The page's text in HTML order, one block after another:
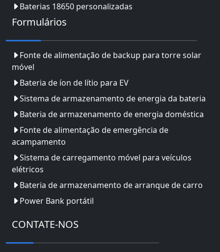
Baterias 18650 personalizadas
Formulários
Fonte de alimentação de backup para torre solar
móvel
Bateria de íon de lítio para EV
Sistema de armazenamento de energia da bateria
Bateria de armazenamento de energia doméstica
Fonte de alimentação de emergência de
acampamento
Sistema de carregamento móvel para veículos
elétricos
Bateria de armazenamento de arranque de carro
Power Bank portátil
CONTATE-NOS